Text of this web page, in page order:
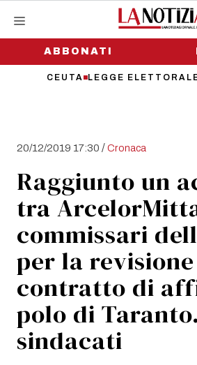
contenutoABBONATI
CEUTA LEGGE
20/12/2019 17:30 /Cronaca
Raggiunto un
tra
commissari
per la
contratto di
polo di
sindacati